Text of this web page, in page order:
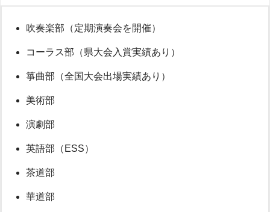
吹奏楽部（定期演奏会を開催）
コーラス部（県大会入賞実績あり）
箏曲部（全国大会出場実績あり）
美術部
演劇部
英語部（ESS）
茶道部
華道部